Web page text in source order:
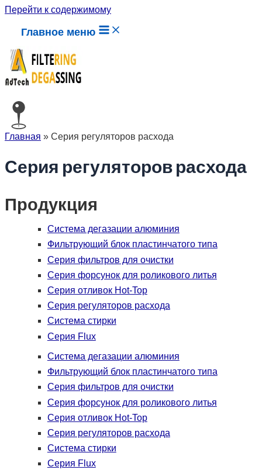
Перейти к содержимому
Главное меню
Главная » Серия регуляторов расхода
Серия регуляторов расхода
Продукция
Система дегазации алюминия
Фильтрующий блок пластинчатого типа
Серия фильтров для очистки
Серия форсунок для роликового литья
Серия отливок Hot-Top
Серия регуляторов расхода
Система стирки
Серия Flux
Система дегазации алюминия
Фильтрующий блок пластинчатого типа
Серия фильтров для очистки
Серия форсунок для роликового литья
Серия отливок Hot-Top
Серия регуляторов расхода
Система стирки
Серия Flux